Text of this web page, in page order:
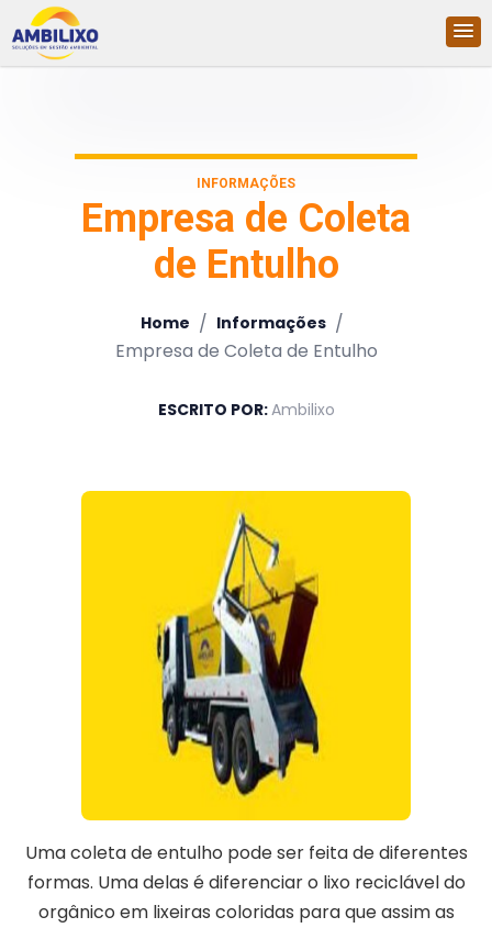
INFORMAÇÕES
Empresa de Coleta
de Entulho
Home / Informações /
Empresa de Coleta de Entulho
ESCRITO POR:Ambilixo
Uma coleta de entulho pode ser feita de diferentes
formas. Uma delas é diferenciar o lixo reciclável do
orgânico em lixeiras coloridas para que assim as